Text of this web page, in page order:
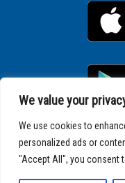
We value your
We use cookies to
personalized ads or
"Accept All", you consent
Copyright